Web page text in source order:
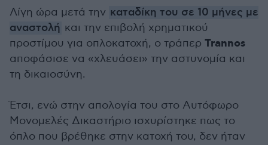
Λίγη ώρα μετά την καταδίκη του σε 10 μήνες με
αναστολή και την επιβολή χρηματικού
προστίμου για οπλοκατοχή, ο τράπερ Trannos
αποφάσισε να «χλευάσει» την αστυνομία και
τη δικαιοσύνη.
Έτσι, ενώ στην απολογία του στο Αυτόφωρο
Μονομελές Δικαστήριο ισχυρίστηκε πως το
όπλο που βρέθηκε στην κατοχή του, δεν ήταν